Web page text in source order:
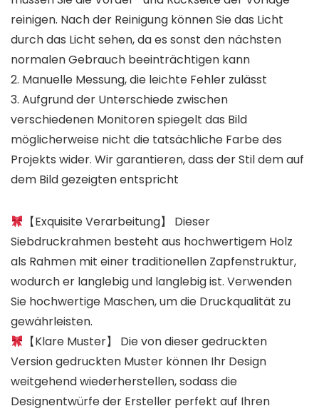
reinigen. Nach der Reinigung können Sie das Licht
durch das Licht sehen, da es sonst den nächsten
normalen Gebrauch beeinträchtigen kann
2. Manuelle Messung, die leichte Fehler zulässt
3. Aufgrund der Unterschiede zwischen
verschiedenen Monitoren spiegelt das Bild
möglicherweise nicht die tatsächliche Farbe des
Projekts wider. Wir garantieren, dass der Stil dem auf
dem Bild gezeigten entspricht
【Exquisite Verarbeitung】 Dieser
Siebdruckrahmen besteht aus hochwertigem Holz
als Rahmen mit einer traditionellen Zapfenstruktur,
wodurch er langlebig und langlebig ist. Verwenden
Sie hochwertige Maschen, um die Druckqualität zu
gewährleisten.
【Klare Muster】 Die von dieser gedruckten
Version gedruckten Muster können Ihr Design
weitgehend wiederherstellen, sodass die
Designentwürfe der Ersteller perfekt auf Ihren